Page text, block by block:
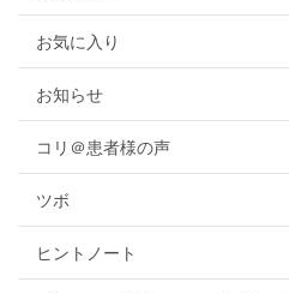
お気に入り
お知らせ
コリ＠患者様の声
ツボ
ヒントノート